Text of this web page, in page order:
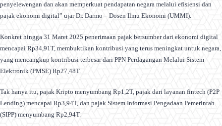
penyelewengan dan akan memperkuat pendapatan negara melalui efisiensi dan
pajak ekonomi digital” ujar Dr. Darmo – Dosen Ilmu Ekonomi (UMMI).
Konkret hingga 31 Maret 2025 penerimaan pajak bersumber dari ekonomi digital
mencapai Rp34,91T, membuktikan kontribusi yang terus meningkat untuk negara,
yang mencangkup kontribusi terbesar dari PPN Perdagangan Melalui Sistem
Elektronik (PMSE) Rp27,48T.
Tak hanya itu, pajak Kripto menyumbang Rp1,2T, pajak dari layanan fintech (P2P
Lending) mencapai Rp3,94T, dan pajak Sistem Informasi Pengadaan Pemerintah
(SIPP) menyumbang Rp2,94T.